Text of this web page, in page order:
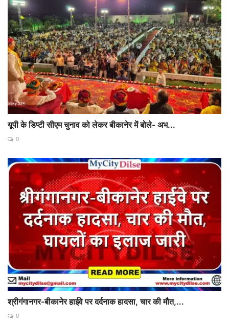
यूपी के डिप्‍टी सीएम चुनाव को लेकर बीकानेर में बोले- अभ...
0
श्रीगंगानगर-बीकानेर हाईवे पर दर्दनाक हादसा, चार की मौत,...
0